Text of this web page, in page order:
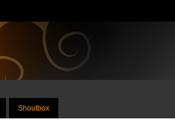
Shoutbox